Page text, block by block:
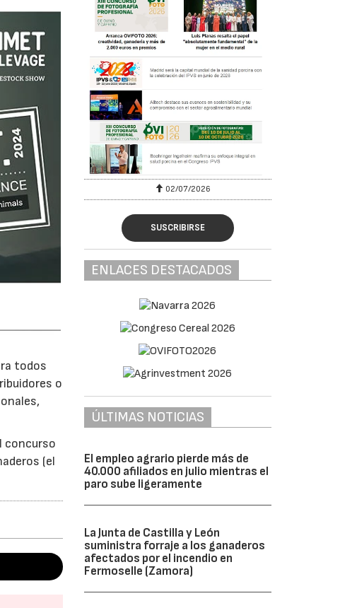
todos
o
concurso
(el
2026 02/07/2026
SUSCRIBIRSE
ENLACES DESTACADOS
ÚLTIMAS NOTICIAS
El empleo agrario pierde más de
40.000 afiliados en julio mientras el
paro sube ligeramente
La Junta de Castilla y León
suministra forraje a los ganaderos
afectados por el incendio en
Fermoselle (Zamora)